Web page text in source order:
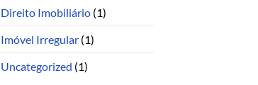
Direito Imobiliário(1)
Imóvel Irregular(1)
Uncategorized (1)